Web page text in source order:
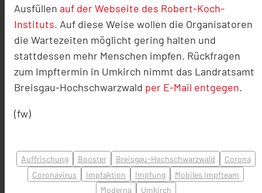
Ausfüllen auf der Webseite des Robert-Koch-
Instituts. Auf diese Weise wollen die Organisatoren
die Wartezeiten möglicht gering halten und
stattdessen mehr Menschen impfen. Rückfragen
zum Impftermin in Umkirch nimmt das Landratsamt
Breisgau-Hochschwarzwald per E-Mail entgegen.
(fw)
Auffrischung Booster Breisgau-Hochschwarzwald
Corona
Coronavirus
Impfaktion Impfung
Mobiles Impfteam
Moderna
Umkirch